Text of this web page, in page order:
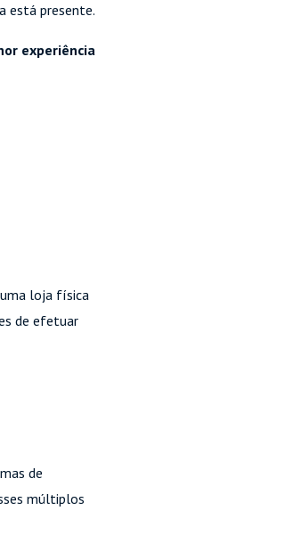
está presente.
experiência
uma loja física
de efetuar
de
múltiplos